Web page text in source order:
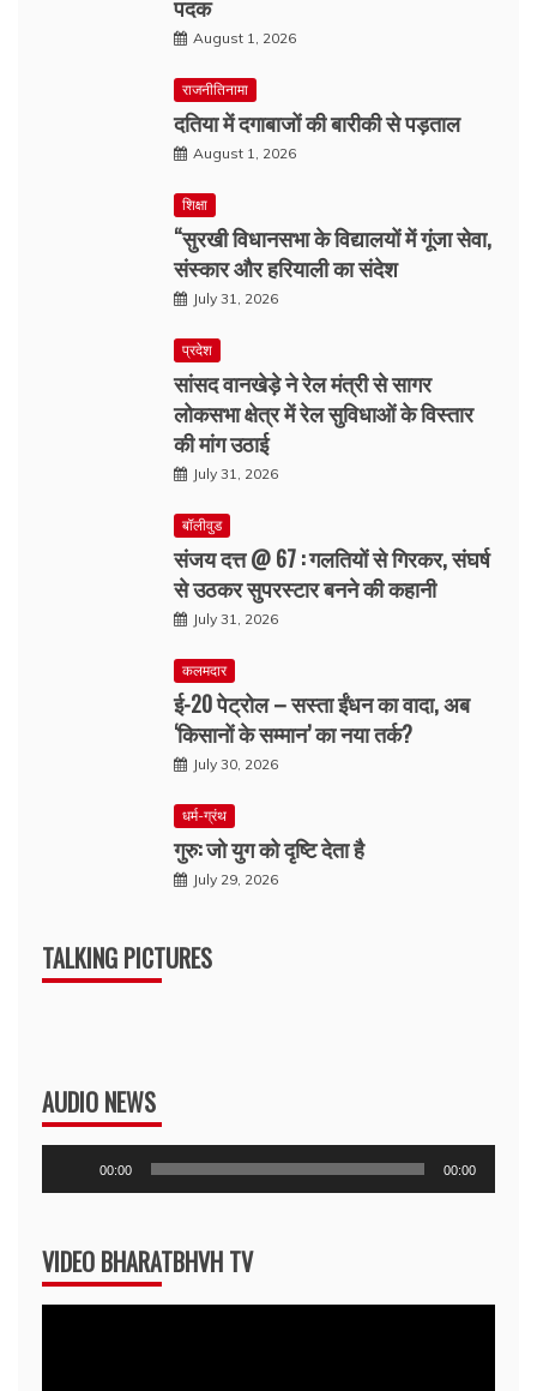
पदक
August 1, 2026
राजनीतिनामा
दतिया में दगाबाजों की बारीकी से पड़ताल
August 1, 2026
शिक्षा
“सुरखी विधानसभा के विद्यालयों में गूंजा सेवा,
संस्कार और हरियाली का संदेश
July 31, 2026
प्रदेश
सांसद वानखेड़े ने रेल मंत्री से सागर
लोकसभा क्षेत्र में रेल सुविधाओं के विस्तार
की मांग उठाई
July 31, 2026
बॉलीवुड
संजय दत्त @ 67 : गलतियों से गिरकर, संघर्ष
से उठकर सुपरस्टार बनने की कहानी
July 31, 2026
कलमदार
ई-20 पेट्रोल – सस्ता ईंधन का वादा, अब
‘किसानों के सम्मान’ का नया तर्क?
July 30, 2026
धर्म-ग्रंथ
गुरु: जो युग को दृष्टि देता है
July 29, 2026
TALKING PICTURES
AUDIO NEWS
Player
00:00 00:00
VIDEO BHARATBHVH TV